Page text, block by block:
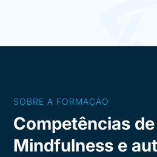
SOBRE A FORMAÇÃO
Competências de
Mindfulness e